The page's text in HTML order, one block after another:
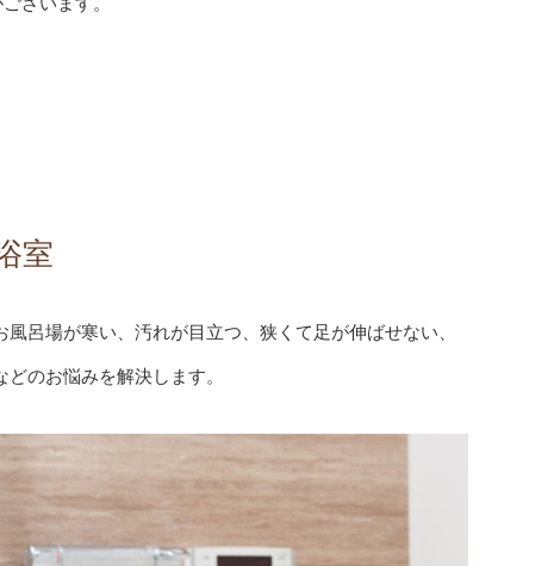
室
風呂場が寒い、汚れが目立つ、狭くて足が伸ばせない、
どのお悩みを解決します。